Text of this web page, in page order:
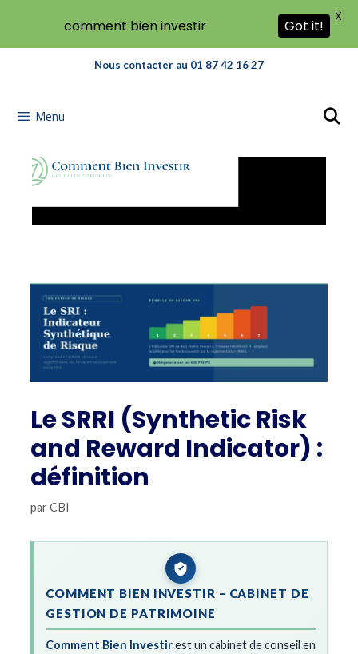
Nous contacter au 01 87 42 16 27
Menu
Le SRRI (Synthetic Risk
and Reward Indicator) :
définition
parCBI
COMMENT BIEN INVESTIR – CABINET DE
GESTION DE PATRIMOINE
Comment Bien Investirest un cabinet de conseil en
comment bien investir Got it!
X